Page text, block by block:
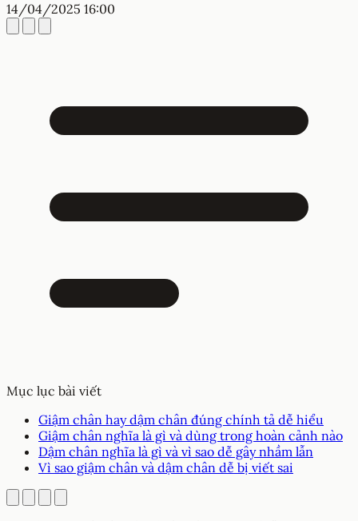
14/04/2025 16:00
Mục lục bài viết
Giậm chân hay dậm chân đúng chính tả dễ hiểu
Giậm chân nghĩa là gì và dùng trong hoàn cảnh nào
Dậm chân nghĩa là gì và vì sao dễ gây nhầm lẫn
Vì sao giậm chân và dậm chân dễ bị viết sai